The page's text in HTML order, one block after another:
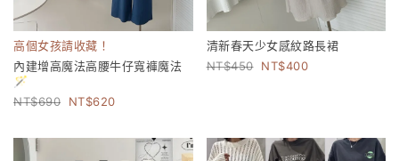
高個女孩請收藏！
內建增高魔法高腰牛仔寬褲魔法
🪄
690
620
清新春天少女感紋路長裙
450
400